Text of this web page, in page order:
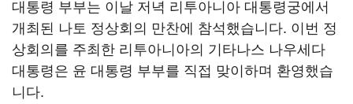
대통령 부부는 이날 저녁 리투아니아 대통령궁에서
개최된 나토 정상회의 만찬에 참석했습니다. 이번 정
상회의를 주최한 리투아니아의 기타나스 나우세다
대통령은 윤 대통령 부부를 직접 맞이하며 환영했습
니다.